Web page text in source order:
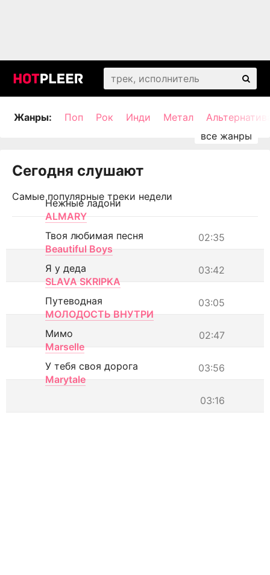
Жанры: Поп Рок Инди Метал
Сегодня слушают
Самые популярные треки недели
Нежные ладони
ALMARY
02:35
Твоя любимая песня
Beautiful Boys
03:42
Я у деда
SLAVA SKRIPKA
03:05
Путеводная
МОЛОДОСТЬ ВНУТРИ
02:47
Мимо
Marselle
03:56
У тебя своя дорога
Marytale
03:16